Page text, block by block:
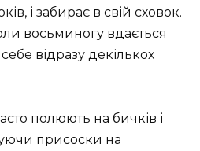
і забирає в свій сховок.
восьминогу вдається
відразу декількох
полюють на бичків і
присоски на